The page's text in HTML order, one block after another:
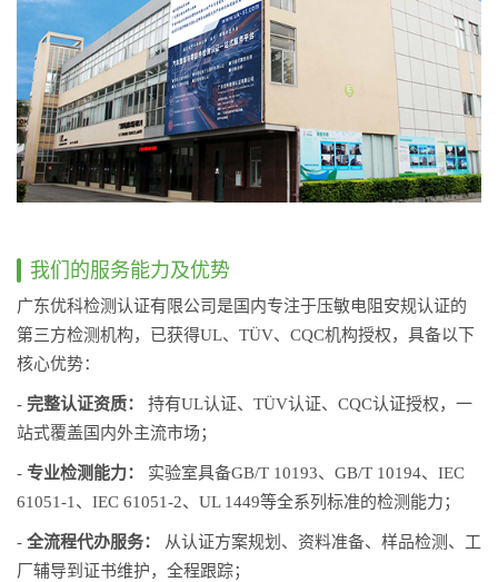
我们的服务能力及优势
广东优科检测认证有限公司是国内专注于压敏电阻安规认证的
第三方检测机构，已获得UL、TÜV、CQC机构授权，具备以下
核心优势：
- 完整认证资质：
持有UL认证、TÜV认证、CQC认证授权，一
站式覆盖国内外主流市场；
- 专业检测能力：
实验室具备GB/T 10193、GB/T 10194、IEC
61051-1、IEC 61051-2、UL 1449等全系列标准的检测能力；
- 全流程代办服务：
从认证方案规划、资料准备、样品检测、工
厂辅导到证书维护，全程跟踪；